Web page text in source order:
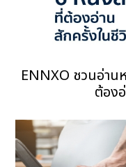
ENNXO ชวนอ่า
ต้อง